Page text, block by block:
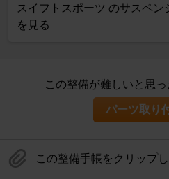
スイフトスポーツ のサスペ
を見る
この整備が難しいと思っ
パーツ取り
この整備手帳をクリップ